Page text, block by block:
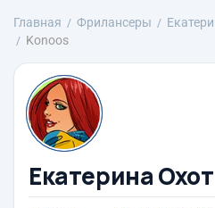
Главная Фрилансеры
Konoos
Екатерина